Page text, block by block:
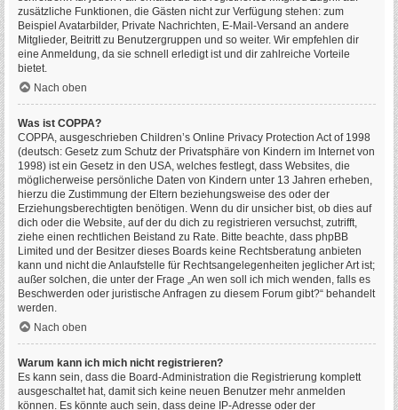
zusätzliche Funktionen, die Gästen nicht zur Verfügung stehen: zum
Beispiel Avatarbilder, Private Nachrichten, E-Mail-Versand an andere
Mitglieder, Beitritt zu Benutzergruppen und so weiter. Wir empfehlen dir
eine Anmeldung, da sie schnell erledigt ist und dir zahlreiche Vorteile
bietet.
Nach oben
Was ist COPPA?
COPPA, ausgeschrieben Children’s Online Privacy Protection Act of 1998
(deutsch: Gesetz zum Schutz der Privatsphäre von Kindern im Internet von
1998) ist ein Gesetz in den USA, welches festlegt, dass Websites, die
möglicherweise persönliche Daten von Kindern unter 13 Jahren erheben,
hierzu die Zustimmung der Eltern beziehungsweise des oder der
Erziehungsberechtigten benötigen. Wenn du dir unsicher bist, ob dies auf
dich oder die Website, auf der du dich zu registrieren versuchst, zutrifft,
ziehe einen rechtlichen Beistand zu Rate. Bitte beachte, dass phpBB
Limited und der Besitzer dieses Boards keine Rechtsberatung anbieten
kann und nicht die Anlaufstelle für Rechtsangelegenheiten jeglicher Art ist;
außer solchen, die unter der Frage „An wen soll ich mich wenden, falls es
Beschwerden oder juristische Anfragen zu diesem Forum gibt?“ behandelt
werden.
Nach oben
Warum kann ich mich nicht registrieren?
Es kann sein, dass die Board-Administration die Registrierung komplett
ausgeschaltet hat, damit sich keine neuen Benutzer mehr anmelden
können. Es könnte auch sein, dass deine IP-Adresse oder der